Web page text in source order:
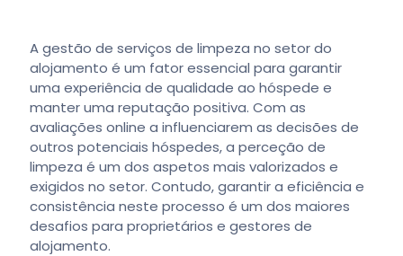
A gestão de serviços de limpeza no setor do
alojamento é um fator essencial para garantir
uma experiência de qualidade ao hóspede e
manter uma reputação positiva. Com as
avaliações online a influenciarem as decisões de
outros potenciais hóspedes, a perceção de
limpeza é um dos aspetos mais valorizados e
exigidos no setor. Contudo, garantir a eficiência e
consistência neste processo é um dos maiores
desafios para proprietários e gestores de
alojamento.